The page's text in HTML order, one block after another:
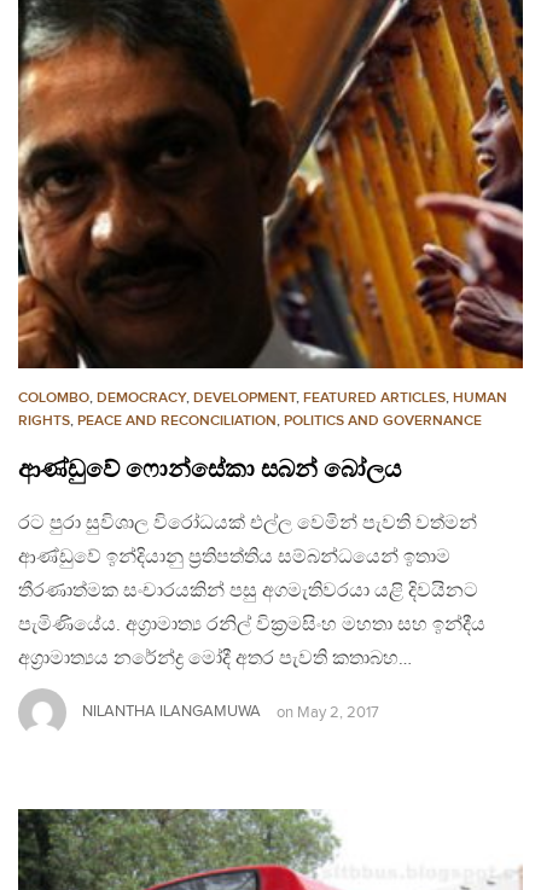
COLOMBO, DEMOCRACY, DEVELOPMENT, FEATURED ARTICLES, HUMAN
RIGHTS, PEACE AND RECONCILIATION, POLITICS AND GOVERNANCE
ආණ්ඩුවේ ෆොන්සේකා සබන් බෝලය
රට පුරා සුවිශාල විරෝධයක් එල්ල වෙමින් පැවති වත්මන්
ආණ්ඩුවේ ඉන්දියානු ප්‍රතිපත්තිය සම්බන්ධයෙන් ඉතාම
තීරණාත්මක සංචාරයකින් පසු අගමැතිවරයා යළි දිවයිනට
පැමිණියේය. අග්‍රාමාත්‍ය රනිල් වික්‍රමසිංහ මහතා සහ ඉන්දීය
අග්‍රාමාත්‍යය නරේන්ද්‍ර මෝදී අතර පැවති කතාබහ…
NILANTHA ILANGAMUWA on May 2, 2017